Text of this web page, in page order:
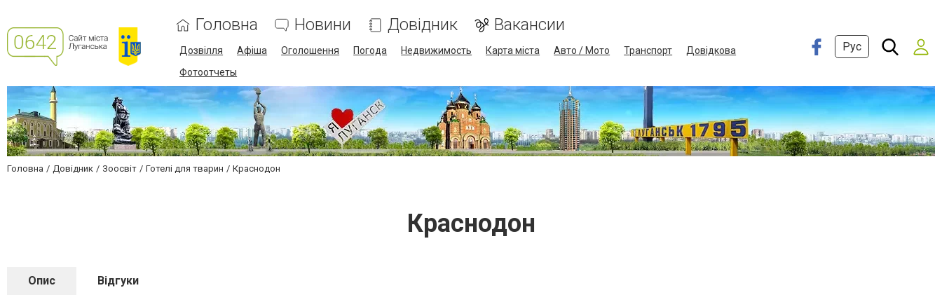
Головна Новини Довідник Вакансии
Дозвілля Афіша Оголошення Погода Недвижимость Карта міста Авто / Мото Транспорт
Довідкова
Фотоотчеты
Рус
Головна Довідник Зоосвіт Готелі для тварин Краснодон
Краснодон
Опис Відгуки